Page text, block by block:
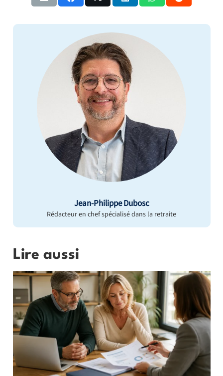
Jean-Philippe Dubosc
Rédacteur en chef spécialisé dans la retraite
Lire aussi